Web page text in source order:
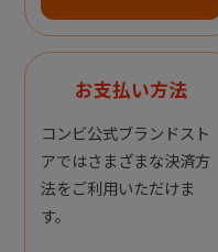
お支払い方法
コンビ公式ブランドスト
アではさまざまな決済方
法をご利用いただけま
す。